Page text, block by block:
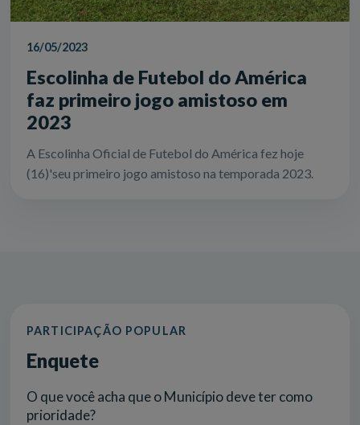
16/05/2023
Escolinha de Futebol do América
faz primeiro jogo amistoso em
2023
A Escolinha Oficial de Futebol do América fez hoje
(16)'seu primeiro jogo amistoso na temporada 2023.
PARTICIPAÇÃO POPULAR
Enquete
O que você acha que o Município deve ter como
prioridade?